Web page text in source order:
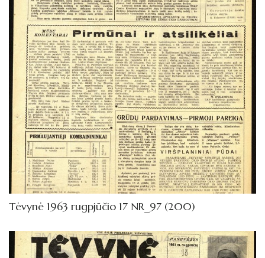
Tėvynė 1963 rugpjūčio 17 NR_97 (200)